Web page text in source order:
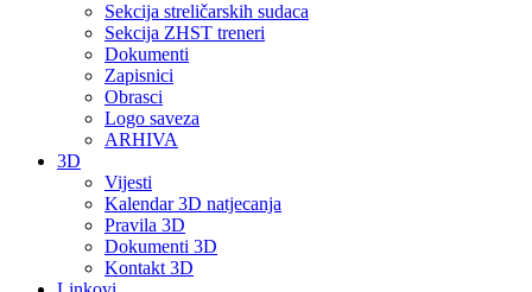
Sekcija streličarskih sudaca
Sekcija ZHST treneri
Dokumenti
Zapisnici
Obrasci
Logo saveza
ARHIVA
3D
Vijesti
Kalendar 3D natjecanja
Pravila 3D
Dokumenti 3D
Kontakt 3D